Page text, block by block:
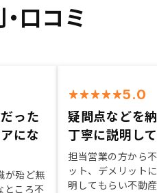
口コミ
った
にな
が殆ど無
ところ不
5.0
疑問点などを
丁寧に説明し
担当営業の方から
ット、デメリット
明してもらい不動